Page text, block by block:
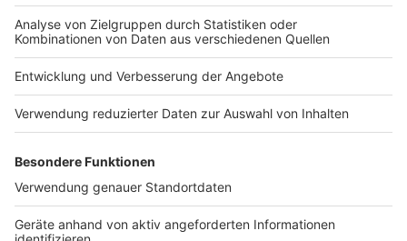
Nutzungsbedingungen
Jobs
Presse
Werben
Archiv
ANTENNE BAYERN GROUP
Kontakt
Studio-Hotline
Verkehrs-Hotline